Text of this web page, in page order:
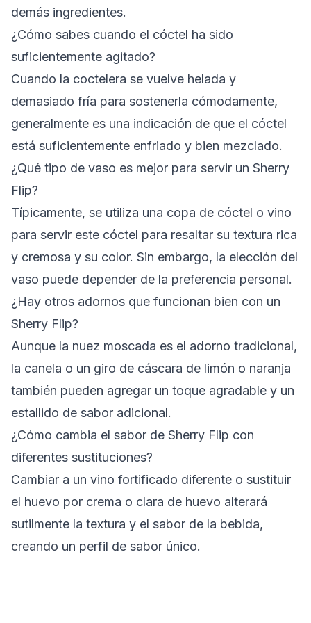
demás ingredientes.
¿Cómo sabes cuando el cóctel ha sido
suficientemente agitado?
Cuando la coctelera se vuelve helada y
demasiado fría para sostenerla cómodamente,
generalmente es una indicación de que el cóctel
está suficientemente enfriado y bien mezclado.
¿Qué tipo de vaso es mejor para servir un Sherry
Flip?
Típicamente, se utiliza una copa de cóctel o vino
para servir este cóctel para resaltar su textura rica
y cremosa y su color. Sin embargo, la elección del
vaso puede depender de la preferencia personal.
¿Hay otros adornos que funcionan bien con un
Sherry Flip?
Aunque la nuez moscada es el adorno tradicional,
la canela o un giro de cáscara de limón o naranja
también pueden agregar un toque agradable y un
estallido de sabor adicional.
¿Cómo cambia el sabor de Sherry Flip con
diferentes sustituciones?
Cambiar a un vino fortificado diferente o sustituir
el huevo por crema o clara de huevo alterará
sutilmente la textura y el sabor de la bebida,
creando un perfil de sabor único.